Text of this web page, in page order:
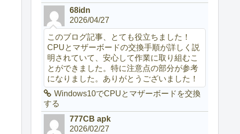
68idn
2026/04/27
このブログ記事、とても役立ちました！
CPUとマザーボードの交換手順が詳しく説
明されていて、安心して作業に取り組むこ
とができました。特に注意点の部分が参考
になりました。ありがとうございました！
Windows10でCPUとマザーボードを交換
する
777CB apk
2026/02/27